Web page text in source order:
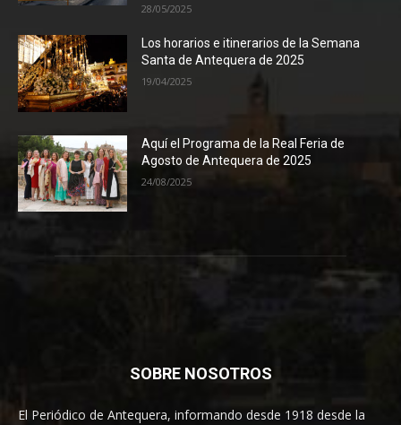
28/05/2025
Los horarios e itinerarios de la Semana
Santa de Antequera de 2025
19/04/2025
Aquí el Programa de la Real Feria de
Agosto de Antequera de 2025
24/08/2025
SOBRE NOSOTROS
El Periódico de Antequera, informando desde 1918 desde la